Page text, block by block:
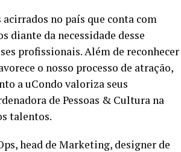
no país que conta com
diante da necessidade desse
profissionais. Além de reconhecer
o nosso processo de atração,
a uCondo valoriza seus
de Pessoas & Cultura na
talentos.
head de Marketing, designer de